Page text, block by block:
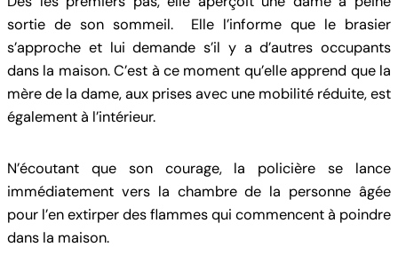
sortie de son sommeil. Elle l’informe que le brasier
s’approche et lui demande s’il y a d’autres occupants
dans la maison. C’est à ce moment qu’elle apprend que la
mère de la dame, aux prises avec une mobilité réduite, est
également à l’intérieur.
N’écoutant que son courage, la policière se lance
immédiatement vers la chambre de la personne âgée
pour l’en extirper des flammes qui commencent à poindre
dans la maison.